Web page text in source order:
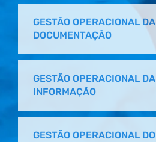
GESTÃO OPERACIONAL DA
DOCUMENTAÇÃO
GESTÃO OPERACIONAL DA
INFORMAÇÃO
GESTÃO OPERACIONAL DO